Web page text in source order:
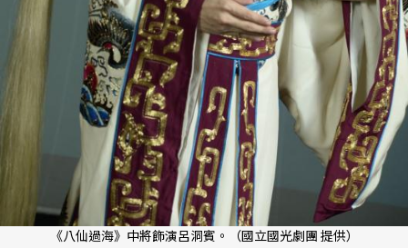
《八仙過海》中將飾演呂洞賓。（國立國光劇團 提供）